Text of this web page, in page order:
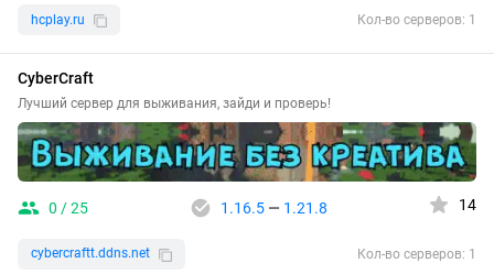
hcplay.ru Кол-во серверов: 1
CyberCraft
Лучший сервер для выживания, зайди и проверь!
0 / 25 1.16.5— 1.21.8 14
cybercraftt.ddns.net Кол-во серверов: 1